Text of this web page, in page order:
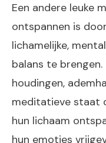
Een andere leuke
ontspannen is
lichamelijke,
balans te
houdingen,
meditatieve staat
hun lichaam
hun emoties